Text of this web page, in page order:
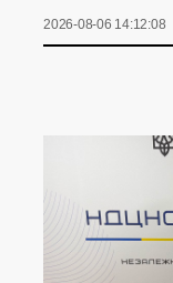
2026-08-06 14:12:08